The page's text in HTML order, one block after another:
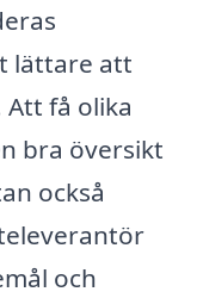
lättare att
få olika
bra översikt
också
och